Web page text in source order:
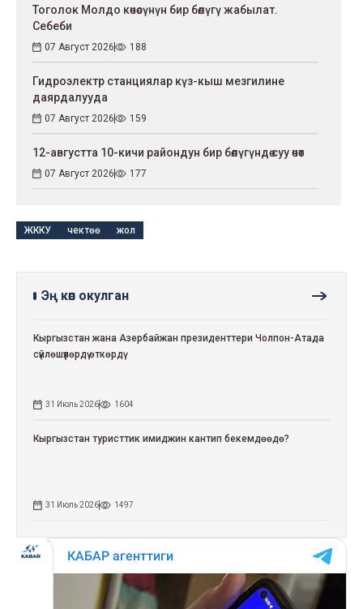
Тоголок Молдо көчөсүнүн бир бөлүгү жабылат.
Себеби
07 Август 2026 188
Гидроэлектр станциялар күз-кыш мезгилине
даярдалууда
07 Август 2026 159
12-августта 10-кичи райондун бир бөлүгүндө суу өчөт
07 Август 2026 177
ЖККУ чектөө жол
Эң көп окулган
Кыргызстан жана Азербайжан президенттери Чолпон-Атада
сүйлөшүүлөрдү өткөрдү
31 Июль 2026 1604
Кыргызстан туристтик имиджин кантип бекемдөөдө?
31 Июль 2026 1497